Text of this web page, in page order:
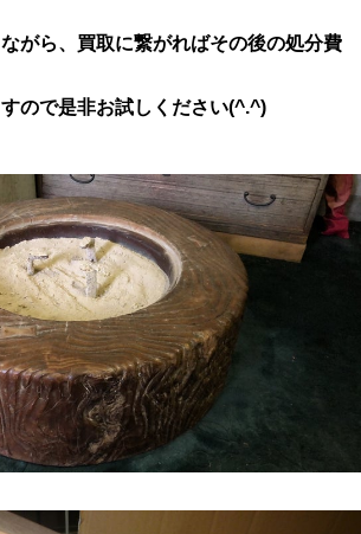
がら、買取に繋がればその後の処分費
ので是非お試しください(^.^)